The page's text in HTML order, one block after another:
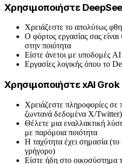
Χρησιμοποιήστε
Χρειάζεστε το απολύτως
Ο φόρτος εργασίας σας
στην ποιότητα
Είστε άνετοι με υποδομές AI
Εργασίες λογικής όπου το
Χρησιμοποιήστε xAI
Χρειάζεστε πληροφορίες σε
ζωντανά δεδομένα X/Twitter)
Θέλετε μια εναλλακτική
με παρόμοια ποιότητα
Η ταχύτητα έχει σημασία (το
γρήγορο)
Είστε ήδη στο οικοσύστημα